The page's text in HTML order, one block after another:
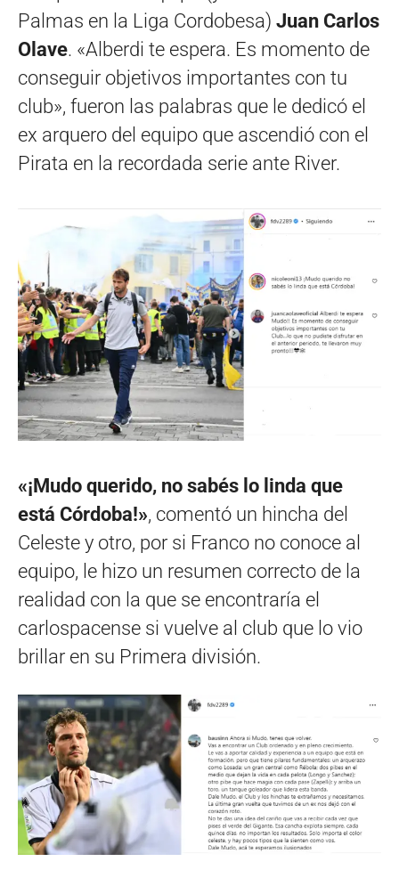
Palmas en la Liga Cordobesa) Juan Carlos
Olave. «Alberdi te espera. Es momento de
conseguir objetivos importantes con tu
club», fueron las palabras que le dedicó el
ex arquero del equipo que ascendió con el
Pirata en la recordada serie ante River.
«¡Mudo querido, no sabés lo linda que
está Córdoba!», comentó un hincha del
Celeste y otro, por si Franco no conoce al
equipo, le hizo un resumen correcto de la
realidad con la que se encontraría el
carlospacense si vuelve al club que lo vio
brillar en su Primera división.